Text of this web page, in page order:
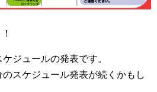
ジュールの発表です。
スケジュール発表が続くかもし